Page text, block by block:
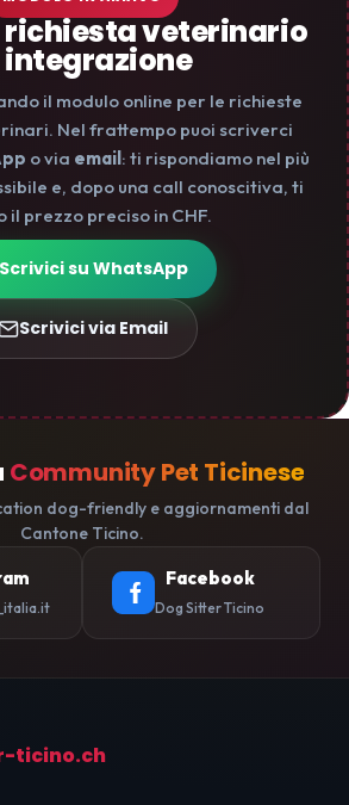
richiesta veterinario
integrazione
il modulo online per le richieste
Nel frattempo puoi scriverci
o via email : ti rispondiamo nel più
e, dopo una call conoscitiva, ti
il prezzo preciso in CHF.
su WhatsApp
Scrivici via Email
Community Pet Ticinese
dog-friendly e aggiornamenti dal
Cantone Ticino.
Facebook
Dog Sitter Ticino
ticino.ch